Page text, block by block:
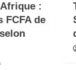
:
FCFA de